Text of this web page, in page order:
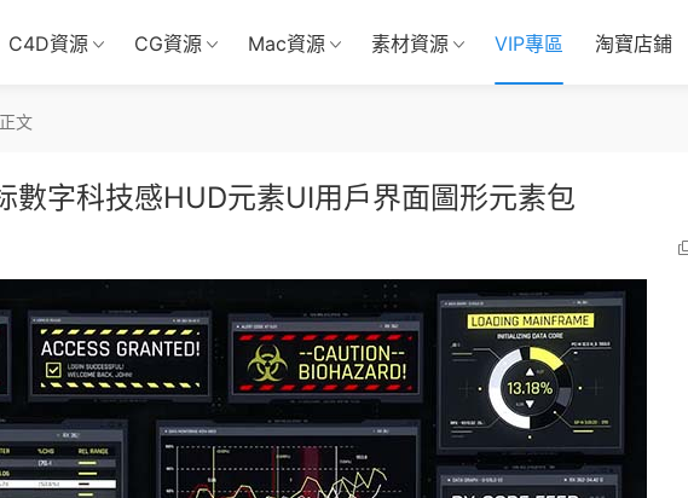
C4D資源 CG資源 Mac資源 素材資源 VIP專區 淘寶店鋪
正文
數字科技感HUD元素UI用戶界面圖形元素包